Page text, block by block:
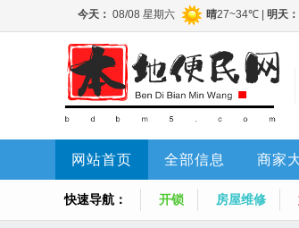
网站首页 全部信息 商家
快速导航： 开锁 房屋维修